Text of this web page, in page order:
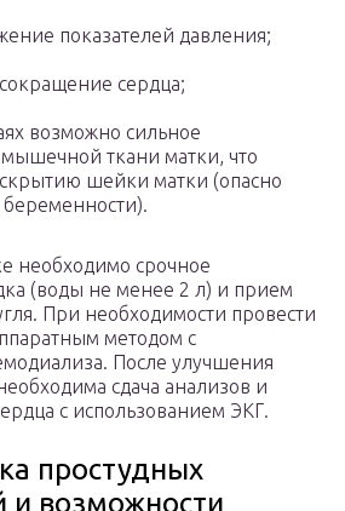
показателей давления;
сердца;
возможно сильное
ткани матки, что
шейки матки (опасно
необходимо срочное
(воды не менее 2 л) и прием
При необходимости провести
методом с
После улучшения
сдача анализов и
с использованием ЭКГ.
простудных
и возможности